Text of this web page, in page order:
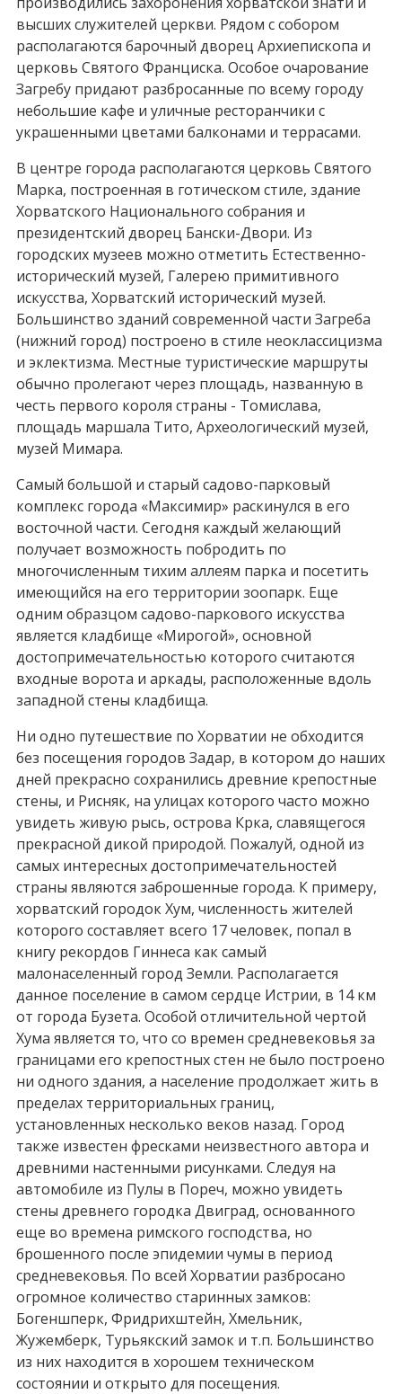
высших служителей церкви. Рядом с собором
располагаются барочный дворец Архиепископа и
церковь Святого Франциска. Особое очарование
Загребу придают разбросанные по всему городу
небольшие кафе и уличные ресторанчики с
украшенными цветами балконами и террасами.
В центре города располагаются церковь Святого
Марка, построенная в готическом стиле, здание
Хорватского Национального собрания и
президентский дворец Бански-Двори. Из
городских музеев можно отметить Естественно-
исторический музей, Галерею примитивного
искусства, Хорватский исторический музей.
Большинство зданий современной части Загреба
(нижний город) построено в стиле неоклассицизма
и эклектизма. Местные туристические маршруты
обычно пролегают через площадь, названную в
честь первого короля страны - Томислава,
площадь маршала Тито, Археологический музей,
музей Мимара.
Самый большой и старый садово-парковый
комплекс города «Максимир» раскинулся в его
восточной части. Сегодня каждый желающий
получает возможность побродить по
многочисленным тихим аллеям парка и посетить
имеющийся на его территории зоопарк. Еще
одним образцом садово-паркового искусства
является кладбище «Мирогой», основной
достопримечательностью которого считаются
входные ворота и аркады, расположенные вдоль
западной стены кладбища.
Ни одно путешествие по Хорватии не обходится
без посещения городов Задар, в котором до наших
дней прекрасно сохранились древние крепостные
стены, и Рисняк, на улицах которого часто можно
увидеть живую рысь, острова Крка, славящегося
прекрасной дикой природой. Пожалуй, одной из
самых интересных достопримечательностей
страны являются заброшенные города. К примеру,
хорватский городок Хум, численность жителей
которого составляет всего 17 человек, попал в
книгу рекордов Гиннеса как самый
малонаселенный город Земли. Располагается
данное поселение в самом сердце Истрии, в 14 км
от города Бузета. Особой отличительной чертой
Хума является то, что со времен средневековья за
границами его крепостных стен не было построено
ни одного здания, а население продолжает жить в
пределах территориальных границ,
установленных несколько веков назад. Город
также известен фресками неизвестного автора и
древними настенными рисунками. Следуя на
автомобиле из Пулы в Пореч, можно увидеть
стены древнего городка Двиград, основанного
еще во времена римского господства, но
брошенного после эпидемии чумы в период
средневековья. По всей Хорватии разбросано
огромное количество старинных замков:
Богеншперк, Фридрихштейн, Хмельник,
Жужемберк, Турьякский замок и т.п. Большинство
из них находится в хорошем техническом
состоянии и открыто для посещения.